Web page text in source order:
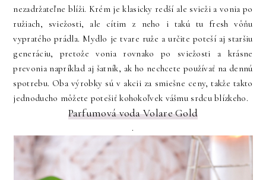
nezadržateľne blíži. Krém je klasicky redší ale svieži a vonia po
ružiach, sviežosti, ale cítim z neho i takú tu fresh vôňu
vypratého prádla. Mydlo je tvare ruže a určite poteší aj staršiu
generáciu, pretože vonia rovnako po sviežosti a krásne
prevonia napríklad aj šatník, ak ho nechcete používať na dennú
spotrebu. Oba výrobky sú v akcii za smiešne ceny, takže takto
jednoducho môžete potešiť kohokoľvek vášmu srdcu blízkeho.
Parfumová voda Volare Gold
.